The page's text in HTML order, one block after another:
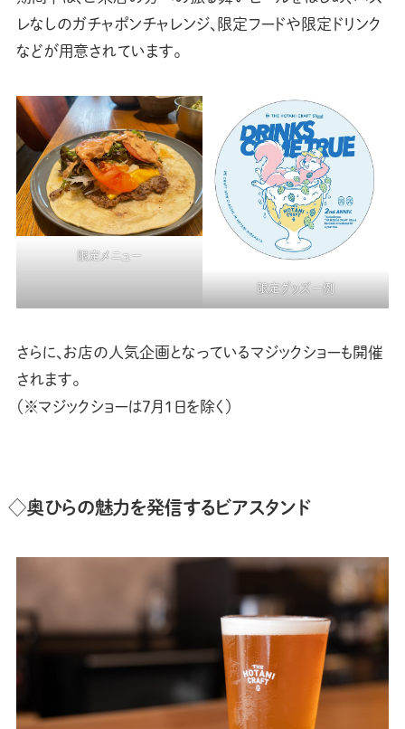
レなしのガチャポンチャレンジ、限定フードや限定ドリンク
などが用意されています。
限定メニュー
限定グッズ一例
さらに、お店の人気企画となっているマジックショーも開催
されます。
（※マジックショーは7月1日を除く）
◇奥ひらの魅力を発信するビアスタンド